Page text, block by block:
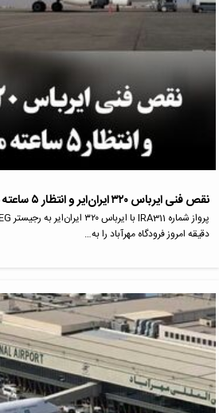
نقص فنی ایرباس ۳۲۰ ایران‌ایر و انتظار ۵ ساعته مسافران
دقیقه امروز فرودگاه مهرآباد را به…